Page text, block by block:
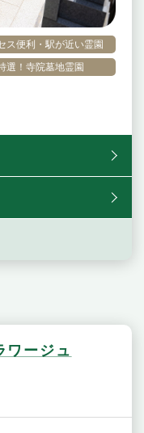
ス便利・駅が近い霊園
選！寺院墓地霊園
ージュ